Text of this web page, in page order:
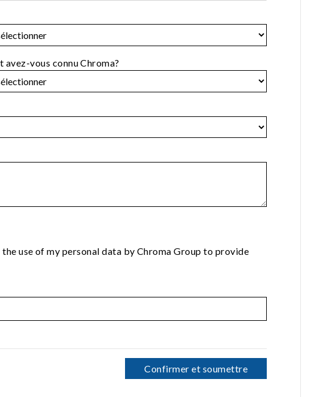
avez-vous connu Chroma?
use of my personal data by Chroma Group to provide
Confirmer et soumettre